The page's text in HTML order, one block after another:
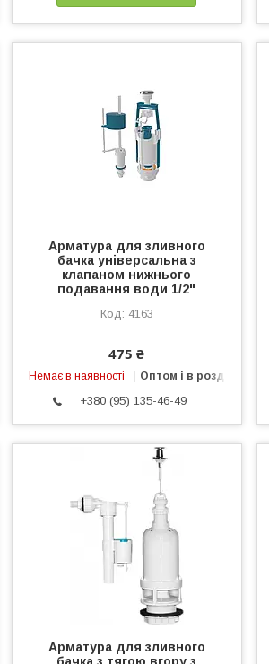
Арматура для зливного
бачка універсальна з
клапаном нижнього
подавання води 1/2"
4163
475 ₴
Немає в наявності Оптом і в роздріб
+380 (95) 135-46-49
Арматура для зливного